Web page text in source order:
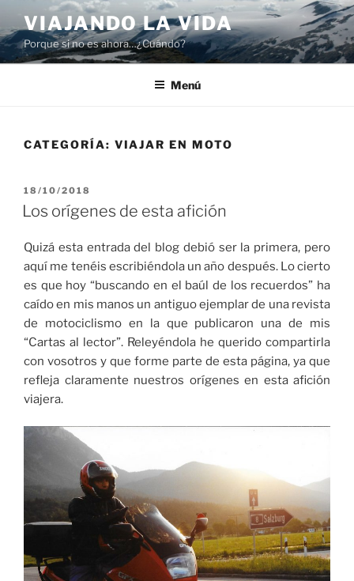
al
contenido
VIAJANDO LA VIDA
Porque si no es ahora…¿Cuándo?
Menú
CATEGORÍA: VIAJAR EN MOTO
PUBLICADO
EL
18/10/2018
Los orígenes de esta afición
Quizá esta entrada del blog debió ser la primera, pero
aquí me tenéis escribiéndola un año después. Lo cierto
es que hoy “buscando en el baúl de los recuerdos” ha
caído en mis manos un antiguo ejemplar de una revista
de motociclismo en la que publicaron una de mis
“Cartas al lector”. Releyéndola he querido compartirla
con vosotros y que forme parte de esta página, ya que
refleja claramente nuestros orígenes en esta afición
viajera.